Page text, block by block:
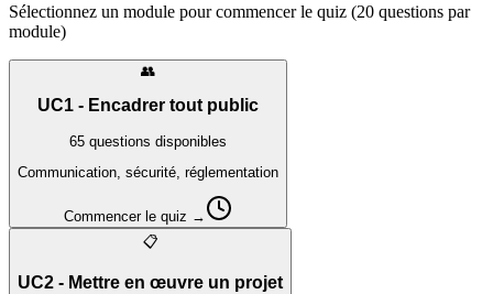
Sélectionnez un module pour commencer le quiz (20 questions par
module)
👥
UC1 - Encadrer tout public
65 questions disponibles
Communication, sécurité, réglementation
Commencer le quiz →
📋
UC2 - Mettre en œuvre un projet